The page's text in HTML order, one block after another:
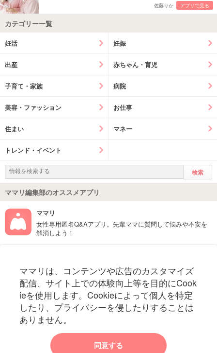
佐藤りか アプリで見る
カテゴリー一覧
妊活 妊娠
出産 赤ちゃん・育児
子育て・家族 病院
美容・ファッション お仕事
住まい マネー
トレンド・イベント
ママリ編集部のオススメアプリ
ママリ
女性専用匿名Q&Aアプリ。先輩ママに質問して悩みや不安を
解消しよう！
ママリは、コンテンツや広告のカスタマイズ
配信、サイト上での体験向上等を目的にCook
ieを使用します。Cookieによって個人を特定
したり、プライバシーを侵したりすることは
ありません。
同意する
妊娠〜子育て中のお役立ち情報を配信中
ママリからのお知らせ